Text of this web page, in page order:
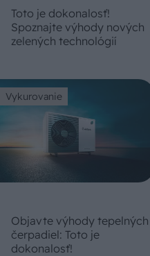
Toto je dokonalosť!
Spoznajte výhody nových
zelených technológií
Vykurovanie
Objavte výhody tepelných
čerpadiel: Toto je
dokonalosť!